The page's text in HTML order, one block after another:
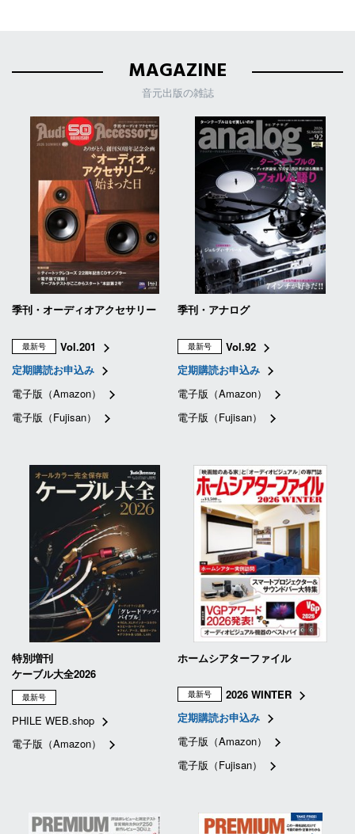
MAGAZINE
音元出版の雑誌
季刊・オーディオアクセサリー
最新号
Vol.201
定期購読お申込み
電子版（Amazon）
電子版（Fujisan）
季刊・アナログ
最新号
Vol.92
定期購読お申込み
電子版（Amazon）
電子版（Fujisan）
特別増刊
ケーブル大全2026
最新号
PHILE WEB.shop
電子版（Amazon）
ホームシアターファイル
最新号
2026 WINTER
定期購読お申込み
電子版（Amazon）
電子版（Fujisan）